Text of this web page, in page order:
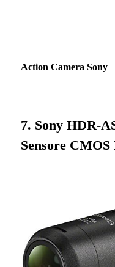
Action Camera Sony
7. Sony HDR-
Sensore